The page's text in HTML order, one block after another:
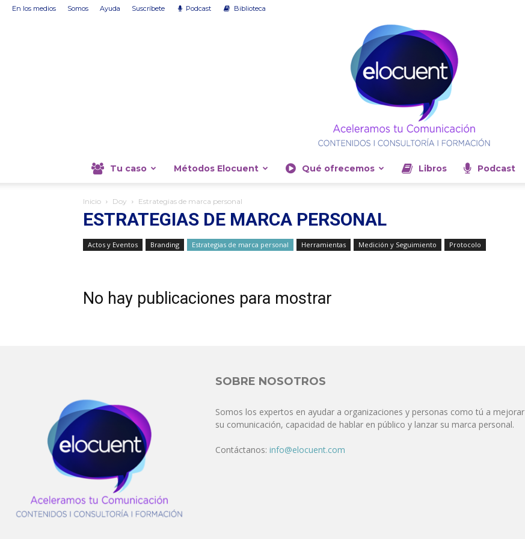
En los medios Somos Ayuda Suscríbete Podcast Biblioteca
los
Tu caso Métodos Elocuent Qué ofrecemos Libros Podcast
Inicio Doy Estrategias de marca personal
ESTRATEGIAS DE MARCA PERSONAL
Actos y Eventos Branding Estrategias de marca personal Herramientas Medición y Seguimiento Protocolo
No hay publicaciones para mostrar
SOBRE NOSOTROS
Somos los expertos en ayudar a organizaciones y personas como tú a mejorar
su comunicación, capacidad de hablar en público y lanzar su marca personal.
Contáctanos: info@elocuent.com